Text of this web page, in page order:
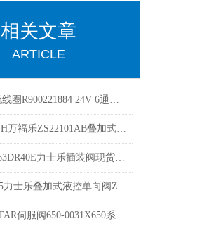
相关文章
ARTICLE
力士乐直流线圈R900221884 24V 6通径线圈选购
WANDFLUH万福乐ZS22101AB叠加式换向阀优势供应
rexroth LC63DR40E力士乐插装阀现货R900938071
R900347495力士乐叠加式液控单向阀Z2S6-1-66/库存现货
英国星星STAR伺服阀650-0031X650系列优势出售